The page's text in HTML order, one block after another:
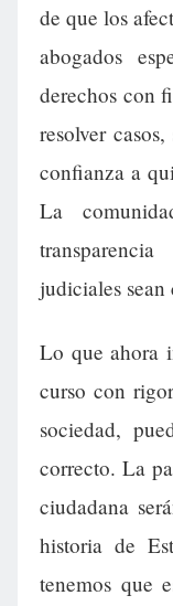
de que los
abogados
derechos con
resolver
confianza a
La
judiciales sean
Lo que ahora
curso con
sociedad,
correcto. La
ciudadana
historia de
tenemos que